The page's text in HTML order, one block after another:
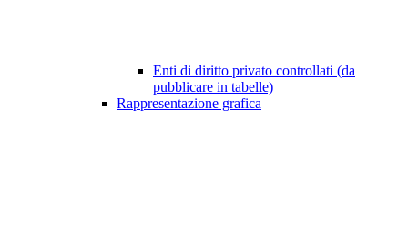
Enti di diritto privato controllati (da
pubblicare in tabelle)
Rappresentazione grafica